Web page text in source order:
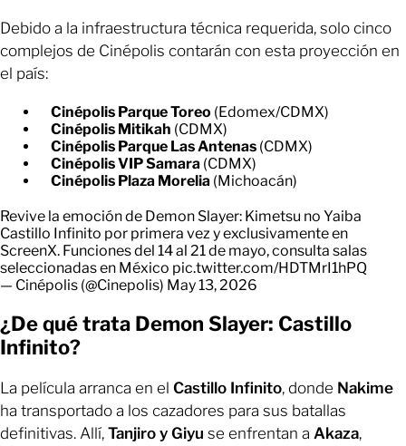
Debido a la infraestructura técnica requerida, solo cinco
complejos de Cinépolis contarán con esta proyección en
el país:
Cinépolis Parque Toreo (Edomex/CDMX)
Cinépolis Mitikah (CDMX)
Cinépolis Parque Las Antenas (CDMX)
Cinépolis VIP Samara (CDMX)
Cinépolis Plaza Morelia (Michoacán)
Revive la emoción de Demon Slayer: Kimetsu no Yaiba
Castillo Infinito por primera vez y exclusivamente en
ScreenX. Funciones del 14 al 21 de mayo, consulta salas
seleccionadas en México pic.twitter.com/HDTMrI1hPQ
— Cinépolis (@Cinepolis) May 13, 2026
¿De qué trata Demon Slayer: Castillo
Infinito?
La película arranca en el Castillo Infinito, donde Nakime
ha transportado a los cazadores para sus batallas
definitivas. Allí, Tanjiro y Giyu se enfrentan a Akaza,